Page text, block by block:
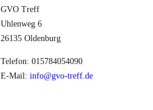
GVO Treff
Uhlenweg 6
26135 Oldenburg
Telefon: 015784054090
E-Mail: info@gvo-treff.de